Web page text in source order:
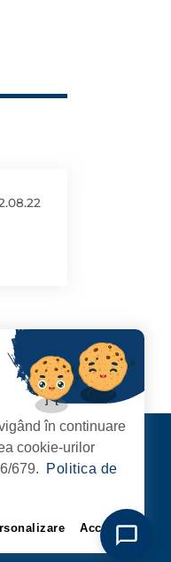
NE
în continuare
cookie-urilor
679.
Politica de
Accept